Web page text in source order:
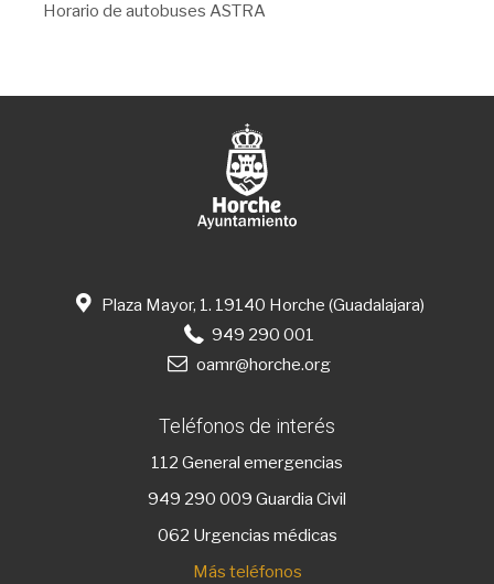
Horario de autobuses ASTRA
Plaza Mayor, 1. 19140 Horche (Guadalajara)
949 290 001
oamr@horche.org
Teléfonos de interés
112 General emergencias
949 290 009 Guardia Civil
062 Urgencias médicas
Más teléfonos